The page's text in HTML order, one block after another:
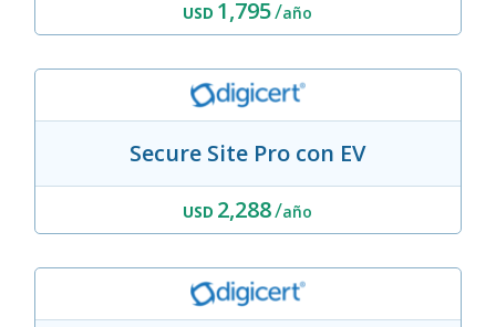
USD1,795/año
Secure Site Pro con EV
USD2,288/año